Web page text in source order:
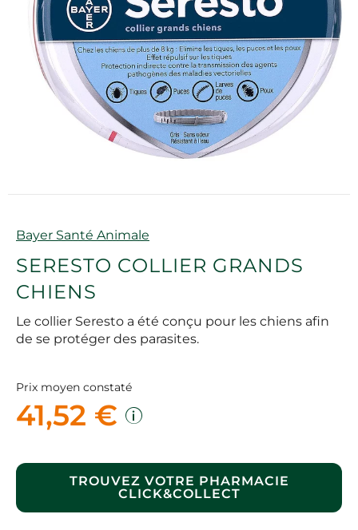
Marque
Bayer Santé Animale
SERESTO COLLIER GRANDS
CHIENS
Le collier Seresto a été conçu pour les chiens afin
de se protéger des parasites.
Prix moyen constaté
41,52 €
TROUVEZ VOTRE PHARMACIE
CLICK&COLLECT